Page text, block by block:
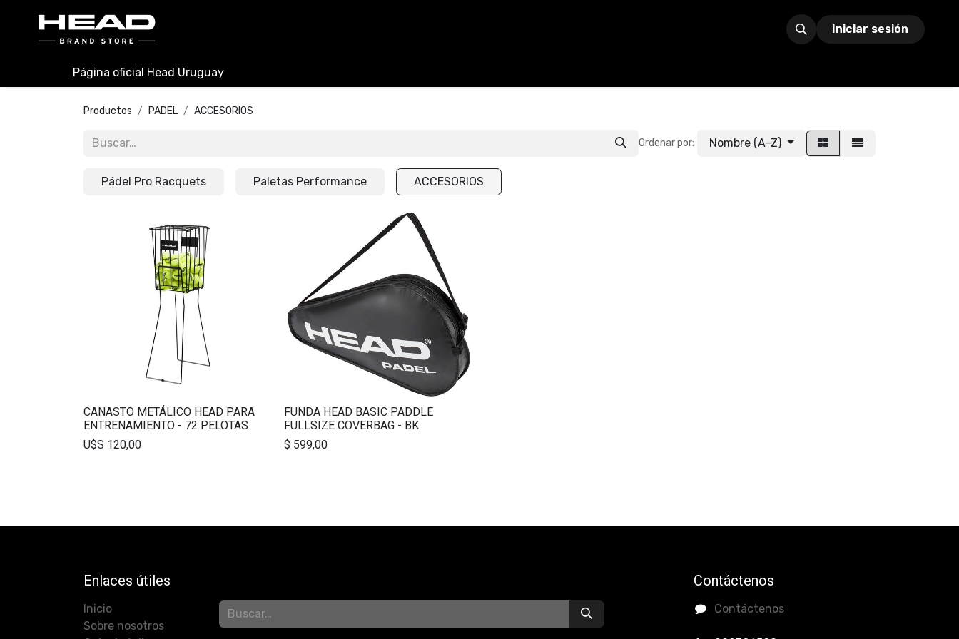
Iniciar sesión
Página oficial Head Uruguay
Productos PADEL ACCESORIOS
Ordenar por: Nombre (A-Z)
Pádel Pro Racquets Paletas Performance ACCESORIOS
CANASTO METÁLICO HEAD PARA
ENTRENAMIENTO - 72 PELOTAS
U$S 120,00
FUNDA HEAD BASIC PADDLE
FULLSIZE COVERBAG - BK
$ 599,00
Enlaces útiles
Inicio
Sobre nosotros
Contáctenos
Contáctenos